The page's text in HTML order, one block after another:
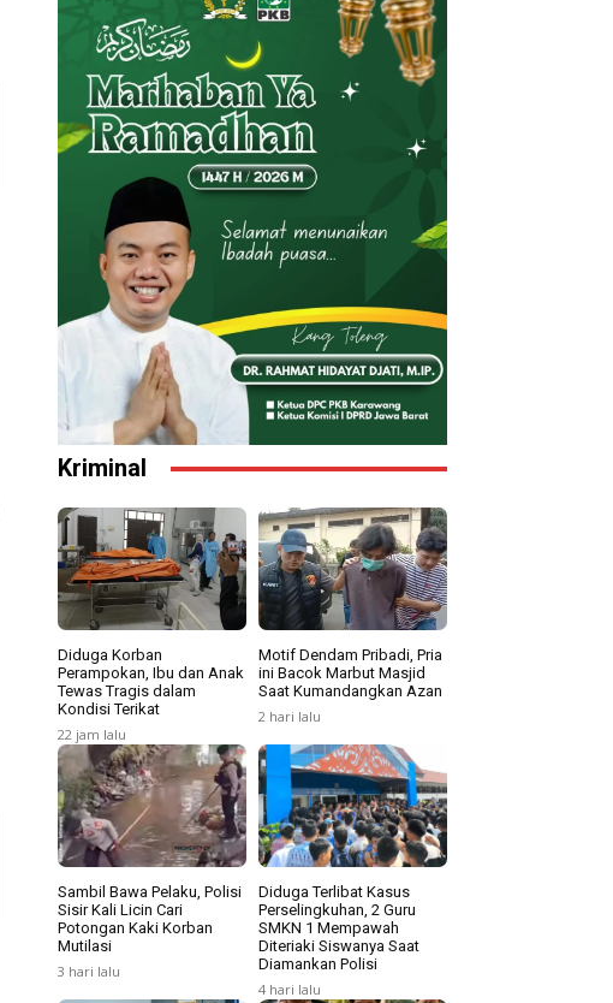
Kriminal
Diduga Korban
Perampokan, Ibu dan Anak
Tewas Tragis dalam
Kondisi Terikat
22 jam lalu
Motif Dendam Pribadi, Pria
ini Bacok Marbut Masjid
Saat Kumandangkan Azan
2 hari lalu
Sambil Bawa Pelaku, Polisi
Sisir Kali Licin Cari
Potongan Kaki Korban
Mutilasi
3 hari lalu
Diduga Terlibat Kasus
Perselingkuhan, 2 Guru
SMKN 1 Mempawah
Diteriaki Siswanya Saat
Diamankan Polisi
4 hari lalu